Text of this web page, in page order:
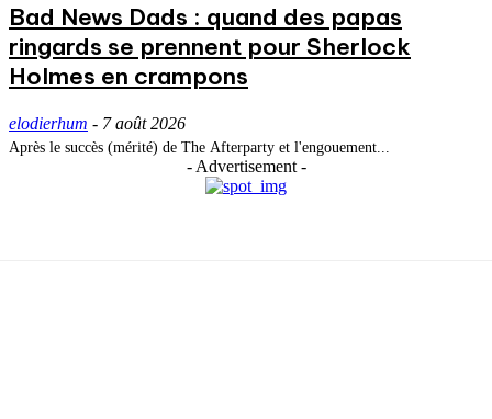
Bad News Dads : quand des papas
ringards se prennent pour Sherlock
Holmes en crampons
elodierhum - 7 août 2026
Après le succès (mérité) de The Afterparty et l'engouement...
- Advertisement -